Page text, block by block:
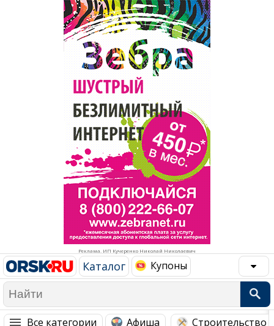
Реклама. ИП Кучеренко Николай Николаевич
Каталог Купоны
Все категории Афиша Строительство
Рестораны, кафе, бары
Развлечения и отдых
Спорт Фитнес
Недвижимость
Красота Косметология
Медицина Здоровье
Гостиницы
Торговля
Бизнес и финансы
Юристы, Экспертиза, Страхование
Ремонт
Социальные организации
Это интересно
Администрация
Промышленность
Городское хозяйство
Популярное →